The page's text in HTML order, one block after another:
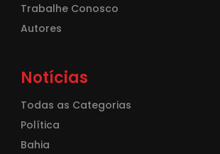
Trabalhe Conosco
Autores
Notícias
Todas as Categorias
Política
Bahia